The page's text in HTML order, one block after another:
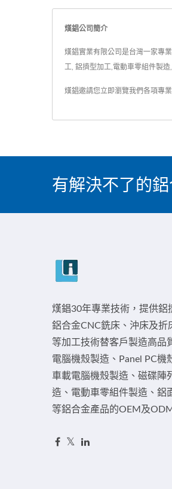
熯錩公司簡介
熯錩實業有限公司是台灣一家專
工, 鋁擠型加工,電動車零組件製
熯錩邀請您立即瀏覽我們各項專
有解決不了的
熯錩30年專業技術，提供鋁
鋁合金CNC銑床、沖床及折
等加工技術替客戶製造高品
電腦機殼製造、Panel PC機
車載電腦機殼製造、磁碟陣
造、電動車零組件製造、鋁
等鋁合金產品的OEM及